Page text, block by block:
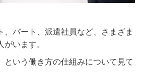
、パート、派遣社員など、さまざま
います。
という働き方の仕組みについて見て